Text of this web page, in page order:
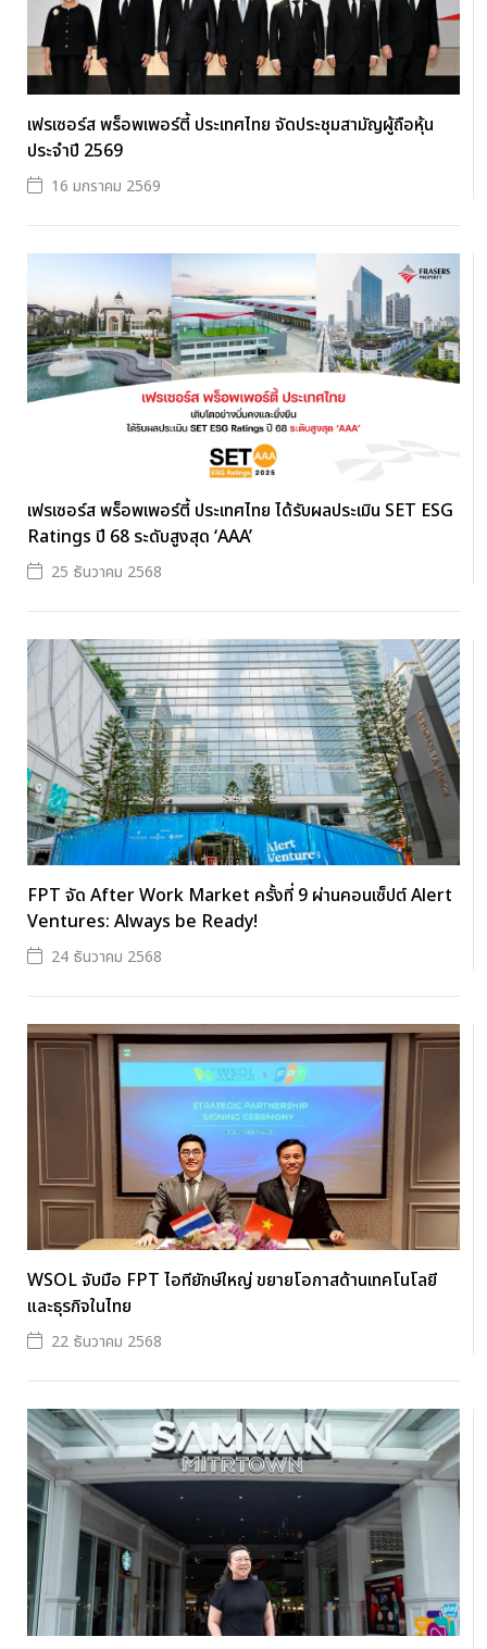
เฟรเซอร์ส พร็อพเพอร์ตี้ ประเทศไทย จัดประชุมสามัญผู้ถือหุ้น
ประจำปี 2569
16 มกราคม 2569
เฟรเซอร์ส พร็อพเพอร์ตี้ ประเทศไทย ได้รับผลประเมิน SET ESG
Ratings ปี 68 ระดับสูงสุด ‘AAA’
25 ธันวาคม 2568
FPT จัด After Work Market ครั้งที่ 9 ผ่านคอนเซ็ปต์ Alert
Ventures: Always be Ready!
24 ธันวาคม 2568
WSOL จับมือ FPT ไอทียักษ์ใหญ่ ขยายโอกาสด้านเทคโนโลยี
และธุรกิจในไทย
22 ธันวาคม 2568